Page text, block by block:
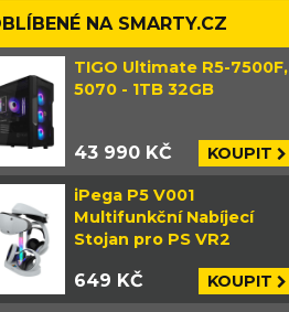
NA SMARTY.CZ
TIGO Ultimate R5-7500F,
5070 - 1TB 32GB
43 990 KČ KOUPIT
iPega P5 V001
Multifunkční Nabíjecí
Stojan pro PS VR2
649 KČ KOUPIT